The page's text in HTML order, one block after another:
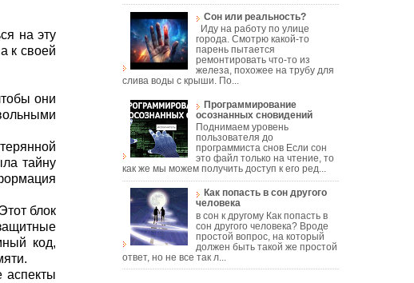
на эту
к своей
они
тайну
блок
код,
аспекты
Сон или реальность?
Иду на работу по улице
города. Смотрю какой-то
парень пытается
ремонтировать что-то из
железа, похожее на трубу для
слива воды с крыши. По...
Программирование
осознанных сновидений
Поднимаем уровень
пользователя до
программиста снов Если сон
это файл только на чтение, то
как же мы можем получить доступ к его ред...
Как попасть в сон другого
человека
в сон к другому Как попасть в
сон другого человека? Вроде
простой вопрос, на который
должен быть такой же простой
ответ, но не все так л...